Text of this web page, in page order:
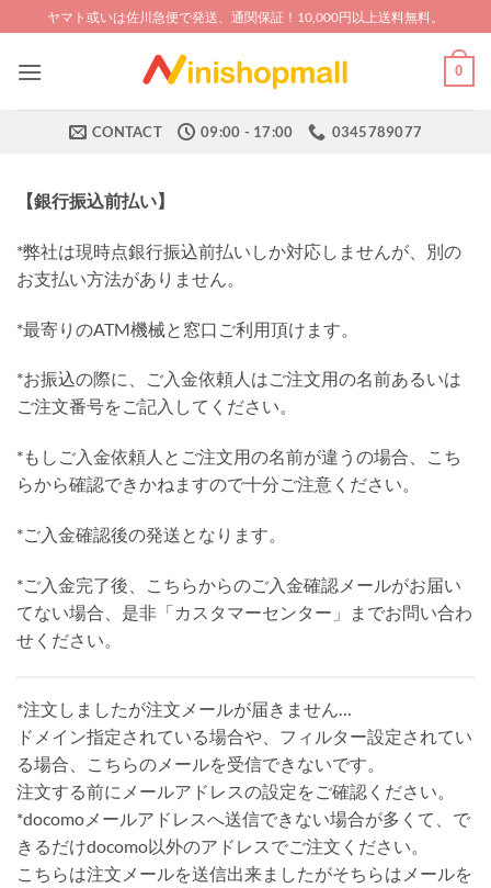
to
content
ヤマト或いは佐川急便で発送、通関保証！10,000円以上送料無料。
0
CONTACT 09:00 - 17:00 0345789077
【銀行振込前払い】
*弊社は現時点銀行振込前払いしか対応しませんが、別の
お支払い方法がありません。
*最寄りのATM機械と窓口ご利用頂けます。
*お振込の際に、ご入金依頼人はご注文用の名前あるいは
ご注文番号をご記入してください。
*もしご入金依頼人とご注文用の名前が違うの場合、こち
らから確認できかねますので十分ご注意ください。
*ご入金確認後の発送となります。
*ご入金完了後、こちらからのご入金確認メールがお届い
てない場合、是非「カスタマーセンター」までお問い合わ
せください。
*注文しましたが注文メールが届きません…
ドメイン指定されている場合や、フィルター設定されてい
る場合、こちらのメールを受信できないです。
注文する前にメールアドレスの設定をご確認ください。
*docomoメールアドレスへ送信できない場合が多くて、で
きるだけdocomo以外のアドレスでご注文ください。
こちらは注文メールを送信出来ましたがそちらはメールを